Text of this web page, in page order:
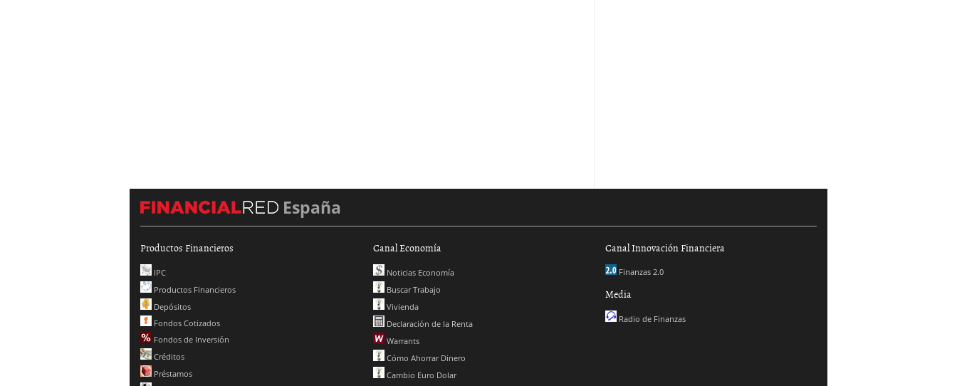
España
Productos Financieros
IPC
Productos Financieros
Depósitos
Fondos Cotizados
Fondos de Inversión
Créditos
Préstamos
Canal Economía
Noticias Economía
Buscar Trabajo
Vivienda
Declaración de la Renta
Warrants
Cómo Ahorrar Dinero
Cambio Euro Dolar
Canal Innovación Financiera
Finanzas 2.0
Media
Radio de Finanzas